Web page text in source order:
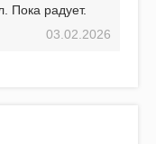
Пока радует.
03.02.2026